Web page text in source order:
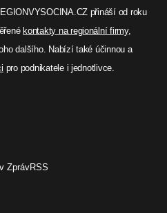
přináší od roku
kontakty na regionální firmy,
dalšího. Nabízí také účinnou a
pro podnikatele i jednotlivce.
ZprávRSS